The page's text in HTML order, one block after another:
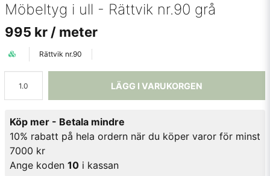
Möbeltyg i ull - Rättvik nr.90 grå
995 kr / meter
Rättvik nr.90
LÄGG I VARUKORGEN
Köp mer - Betala mindre
10% rabatt på hela ordern när du köper varor för minst
7000 kr
Ange koden 10 i kassan